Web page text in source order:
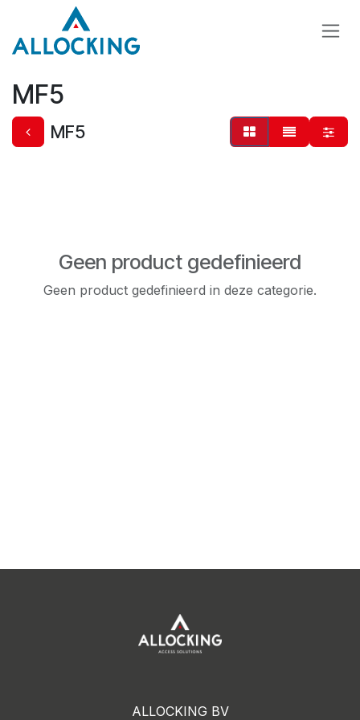
Overslaan naar inhoud
MF5
MF5
Geen product gedefinieerd
Geen product gedefinieerd in deze categorie.
ALLOCKING BV